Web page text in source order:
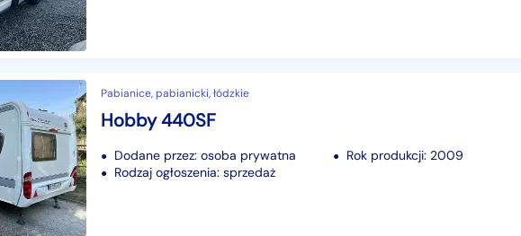
Pabianice, pabianicki, łódzkie
Hobby 440SF
Dodane przez: osoba prywatna
Rodzaj ogłoszenia: sprzedaż
Rok produkcji: 2009